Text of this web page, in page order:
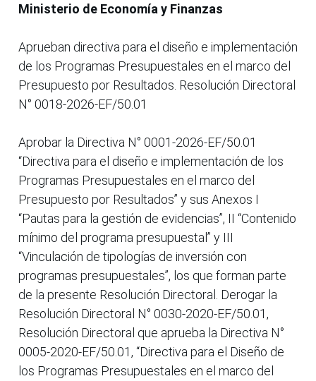
Ministerio de Economía y Finanzas
Aprueban directiva para el diseño e implementación
de los Programas Presupuestales en el marco del
Presupuesto por Resultados. Resolución Directoral
N° 0018-2026-EF/50.01
Aprobar la Directiva N° 0001-2026-EF/50.01
“Directiva para el diseño e implementación de los
Programas Presupuestales en el marco del
Presupuesto por Resultados” y sus Anexos I
“Pautas para la gestión de evidencias”, II “Contenido
mínimo del programa presupuestal” y III
“Vinculación de tipologías de inversión con
programas presupuestales”, los que forman parte
de la presente Resolución Directoral. Derogar la
Resolución Directoral N° 0030-2020-EF/50.01,
Resolución Directoral que aprueba la Directiva N°
0005-2020-EF/50.01, “Directiva para el Diseño de
los Programas Presupuestales en el marco del